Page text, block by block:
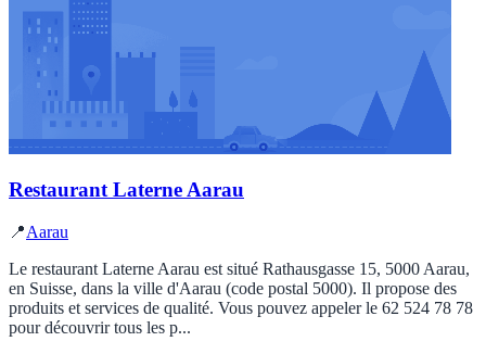
Restaurant Laterne Aarau
📍Aarau
Le restaurant Laterne Aarau est situé Rathausgasse 15, 5000 Aarau,
en Suisse, dans la ville d'Aarau (code postal 5000). Il propose des
produits et services de qualité. Vous pouvez appeler le 62 524 78 78
pour découvrir tous les p...